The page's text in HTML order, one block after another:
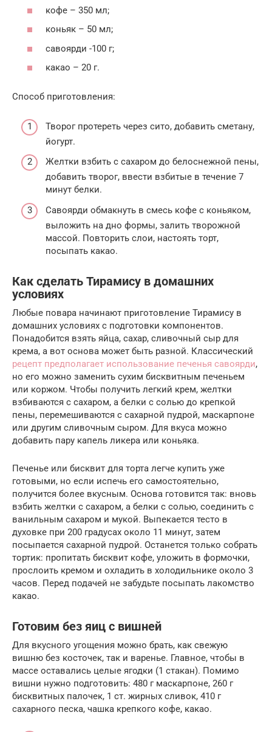
кофе – 350 мл;
коньяк – 50 мл;
савоярди -100 г;
какао – 20 г.
Способ приготовления:
Творог протереть через сито, добавить сметану,
йогурт.
Желтки взбить с сахаром до белоснежной пены,
добавить творог, ввести взбитые в течение 7
минут белки.
Савоярди обмакнуть в смесь кофе с коньяком,
выложить на дно формы, залить творожной
массой. Повторить слои, настоять торт,
посыпать какао.
Как сделать Тирамису в домашних
условиях
Любые повара начинают приготовление Тирамису в
домашних условиях с подготовки компонентов.
Понадобится взять яйца, сахар, сливочный сыр для
крема, а вот основа может быть разной. Классический
рецепт предполагает использование печенья савоярди,
но его можно заменить сухим бисквитным печеньем
или коржом. Чтобы получить легкий крем, желтки
взбиваются с сахаром, а белки с солью до крепкой
пены, перемешиваются с сахарной пудрой, маскарпоне
или другим сливочным сыром. Для вкуса можно
добавить пару капель ликера или коньяка.
Печенье или бисквит для торта легче купить уже
готовыми, но если испечь его самостоятельно,
получится более вкусным. Основа готовится так: вновь
взбить желтки с сахаром, а белки с солью, соединить с
ванильным сахаром и мукой. Выпекается тесто в
духовке при 200 градусах около 11 минут, затем
посыпается сахарной пудрой. Останется только собрать
тортик: пропитать бисквит кофе, уложить в формочки,
прослоить кремом и охладить в холодильнике около 3
часов. Перед подачей не забудьте посыпать лакомство
какао.
Готовим без яиц с вишней
Для вкусного угощения можно брать, как свежую
вишню без косточек, так и варенье. Главное, чтобы в
массе оставались целые ягодки (1 стакан). Помимо
вишни нужно подготовить: 480 г маскарпоне, 260 г
бисквитных палочек, 1 ст. жирных сливок, 410 г
сахарного песка, чашка крепкого кофе, какао.